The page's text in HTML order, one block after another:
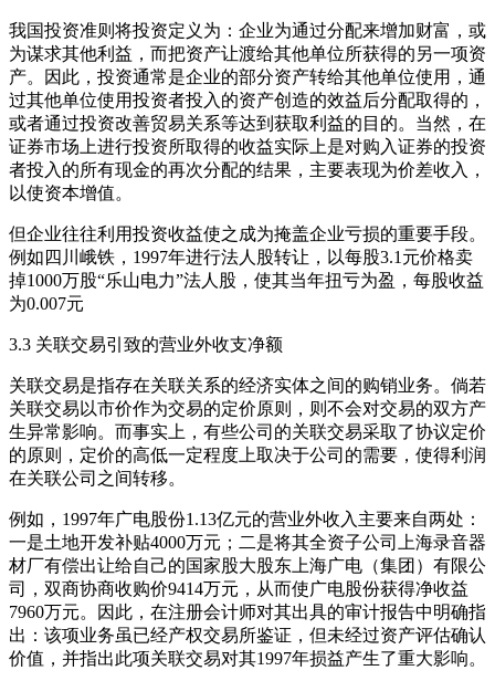
我国投资准则将投资定义为：企业为通过分配来增加财富，或
为谋求其他利益，而把资产让渡给其他单位所获得的另一项资
产。因此，投资通常是企业的部分资产转给其他单位使用，通
过其他单位使用投资者投入的资产创造的效益后分配取得的，
或者通过投资改善贸易关系等达到获取利益的目的。当然，在
证券市场上进行投资所取得的收益实际上是对购入证券的投资
者投入的所有现金的再次分配的结果，主要表现为价差收入，
以使资本增值。
但企业往往利用投资收益使之成为掩盖企业亏损的重要手段。
例如四川峨铁，1997年进行法人股转让，以每股3.1元价格卖
掉1000万股“乐山电力”法人股，使其当年扭亏为盈，每股收益
为0.007元
3.3 关联交易引致的营业外收支净额
关联交易是指存在关联关系的经济实体之间的购销业务。倘若
关联交易以市价作为交易的定价原则，则不会对交易的双方产
生异常影响。而事实上，有些公司的关联交易采取了协议定价
的原则，定价的高低一定程度上取决于公司的需要，使得利润
在关联公司之间转移。
例如，1997年广电股份1.13亿元的营业外收入主要来自两处：
一是土地开发补贴4000万元；二是将其全资子公司上海录音器
材厂有偿出让给自己的国家股大股东上海广电（集团）有限公
司，双商协商收购价9414万元，从而使广电股份获得净收益
7960万元。因此，在注册会计师对其出具的审计报告中明确指
出：该项业务虽已经产权交易所鉴证，但未经过资产评估确认
价值，并指出此项关联交易对其1997年损益产生了重大影响。